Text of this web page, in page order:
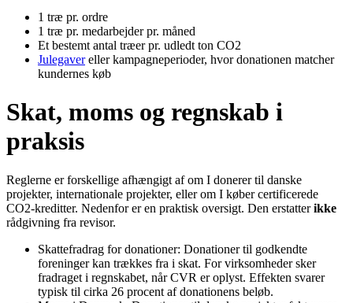
1 træ pr. ordre
1 træ pr. medarbejder pr. måned
Et bestemt antal træer pr. udledt ton CO2
Julegavereller kampagneperioder, hvor donationen matcher
kundernes køb
Skat, moms og regnskab i
praksis
Reglerne er forskellige afhængigt af om I donerer til danske
projekter, internationale projekter, eller om I køber certificerede
CO2-kreditter. Nedenfor er en praktisk oversigt. Den erstatterikke
rådgivning fra revisor.
Skattefradrag for donationer: Donationer til godkendte
foreninger kan trækkes fra i skat. For virksomheder sker
fradraget i regnskabet, når CVR er oplyst. Effekten svarer
typisk til cirka 26 procent af donationens beløb.